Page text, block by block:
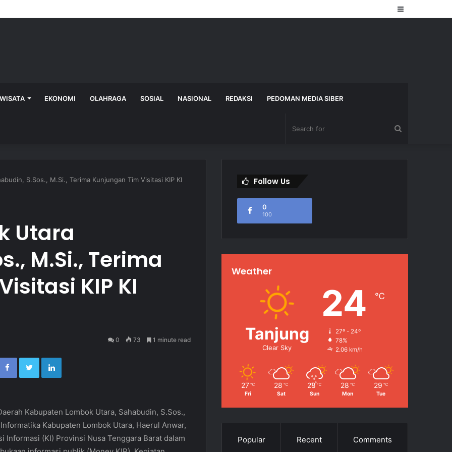
EKONOMI OLAHRAGA SOSIAL NASIONAL REDAKSI PEDOMAN MEDIA SIBER
S.Sos., M.Si., Terima Kunjungan Tim Visitasi KIP KI
Utara
M.Si., Terima
KIP KI
0 73 1 minute read
Facebook Twitter
Kabupaten Lombok Utara, Sahabudin, S.Sos.,
Kabupaten Lombok Utara, Haerul Anwar,
Informasi (KI) Provinsi Nusa Tenggara Barat dalam
Follow Us
0
100
Weather
Tanjung
Clear Sky
24 ℃
27º - 24º
78%
2.06 km/h
27 ℃
Fri
28 ℃
Sat
28 ℃
Sun
28 ℃
Mon
29 ℃
Tue
Popular Recent Comments